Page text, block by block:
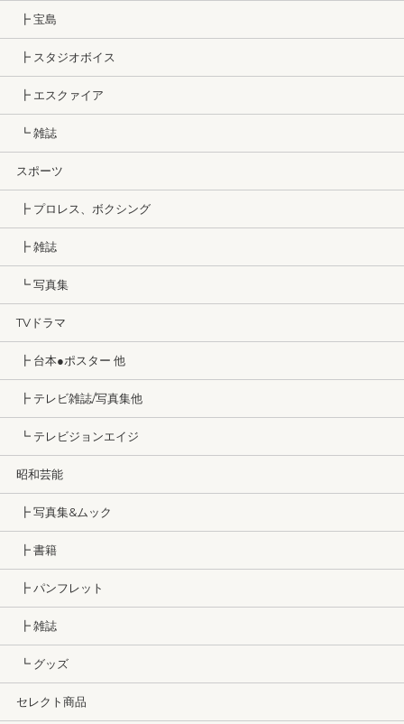
┣ 宝島
┣ スタジオボイス
┣ エスクァイア
┗ 雑誌
スポーツ
┣ プロレス、ボクシング
┣ 雑誌
┗ 写真集
TVドラマ
┣ 台本●ポスター 他
┣ テレビ雑誌/写真集他
┗ テレビジョンエイジ
昭和芸能
┣ 写真集&ムック
┣ 書籍
┣ パンフレット
┣ 雑誌
┗ グッズ
セレクト商品